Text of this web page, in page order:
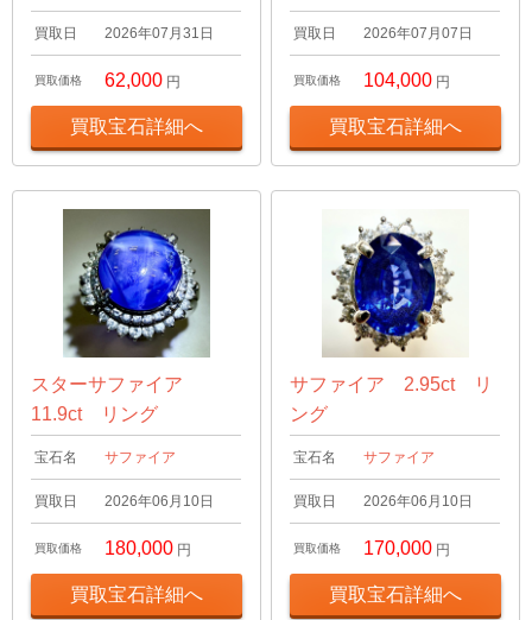
買取日 2026年07月31日
買取価格 62,000 円
買取宝石詳細へ
買取日 2026年07月07日
買取価格 104,000 円
買取宝石詳細へ
スターサファイア
11.9ct リング
宝石名 サファイア
買取日 2026年06月10日
買取価格 180,000 円
買取宝石詳細へ
サファイア 2.95ct リ
ング
宝石名 サファイア
買取日 2026年06月10日
買取価格 170,000 円
買取宝石詳細へ